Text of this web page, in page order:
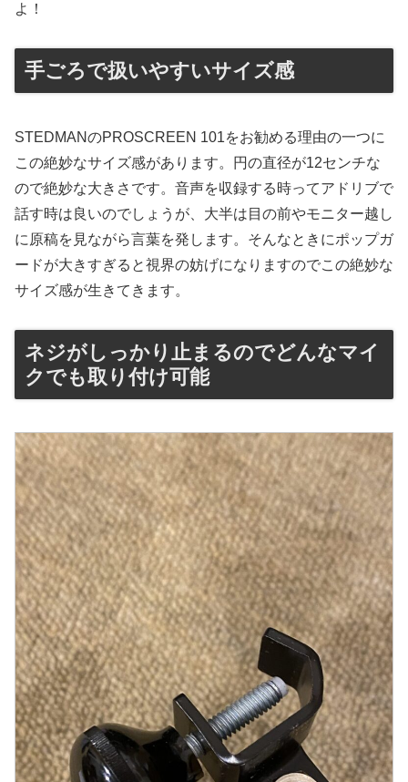
よ！
手ごろで扱いやすいサイズ感
STEDMANのPROSCREEN 101をお勧める理由の一つに
この絶妙なサイズ感があります。円の直径が12センチな
ので絶妙な大きさです。音声を収録する時ってアドリブで
話す時は良いのでしょうが、大半は目の前やモニター越し
に原稿を見ながら言葉を発します。そんなときにポップガ
ードが大きすぎると視界の妨げになりますのでこの絶妙な
サイズ感が生きてきます。
ネジがしっかり止まるのでどんなマイ
クでも取り付け可能